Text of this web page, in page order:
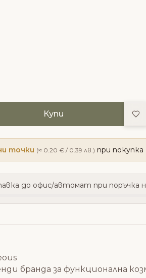
Купи
точки (≈ 0.20 € / 0.39 лв.) при покупка
до офис/автомат при поръчка
бранда за функционална